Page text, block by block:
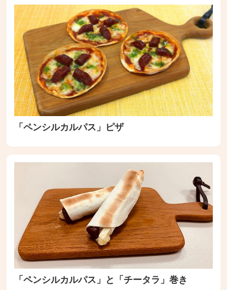
「ペンシルカルパス」ピザ
「ペンシルカルパス」と「チータラ」巻き